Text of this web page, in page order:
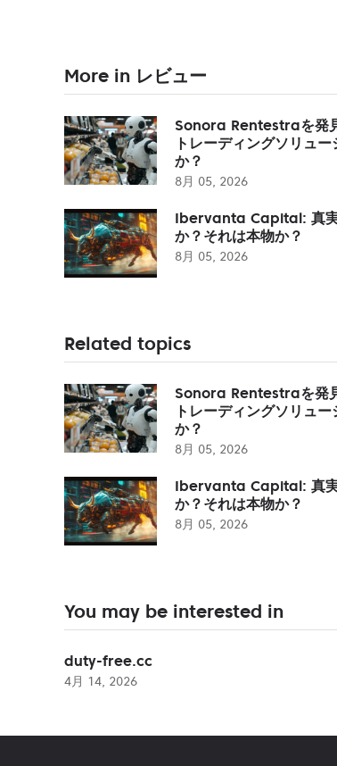
More in レビュー
Sonora Rentestraを発
トレーディングソリュ
か？
8月 05, 2026
Ibervanta Capital: 真
か？それは本物か？
8月 05, 2026
Related topics
Sonora Rentestraを発
トレーディングソリュ
か？
8月 05, 2026
Ibervanta Capital: 真
か？それは本物か？
8月 05, 2026
You may be interested in
duty-free.cc
4月 14, 2026